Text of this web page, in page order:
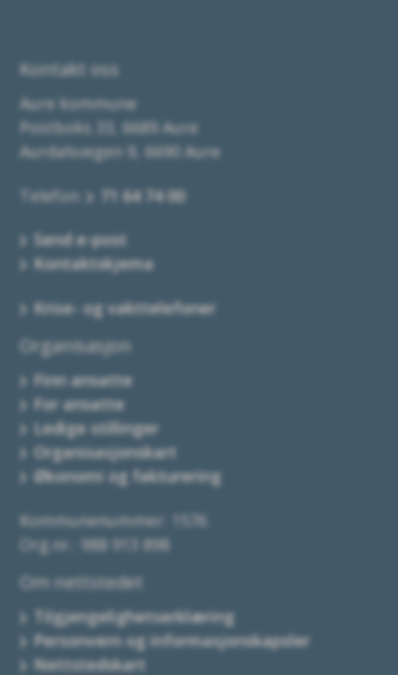
Kontakt oss
Aure kommune
Postboks 33, 6689 Aure
Aurdalsvegen 9, 6690 Aure
Telefon: 71 64 74 00
Send e-post
Kontaktskjema
Krise- og vakttelefoner
Organisasjon
Finn ansatte
For ansatte
Ledige stillinger
Organisasjonskart
Økonomi og fakturering
Kommunenummer: 1576
Org.nr.: 988 913 898
Om nettstedet
Tilgjengelighetserklæring
Personvern og informasjonskapsler
Nettstedskart